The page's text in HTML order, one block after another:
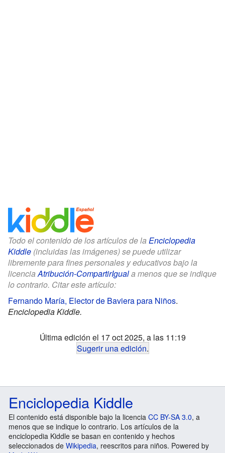
Todo el contenido de los artículos de la Enciclopedia
Kiddle (incluidas las imágenes) se puede utilizar
libremente para fines personales y educativos bajo la
licenciaAtribución-CompartirIguala menos que se indique
lo contrario. Citar este artículo:
Fernando María, Elector de Baviera para Niños.
Enciclopedia Kiddle.
Última edición el 17 oct 2025, a las 11:19
Sugerir una edición.
Enciclopedia Kiddle
El contenido está disponible bajo la licencia CC BY-SA 3.0, a
menos que se indique lo contrario. Los artículos de la
enciclopedia Kiddle se basan en contenido y hechos
seleccionados de Wikipedia, reescritos para niños. Powered by